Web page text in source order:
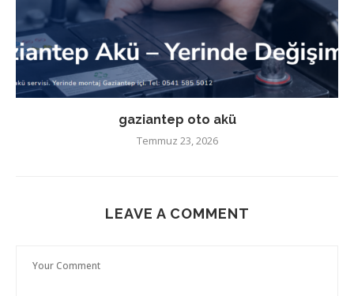
gaziantep oto akü
Temmuz 23, 2026
LEAVE A COMMENT